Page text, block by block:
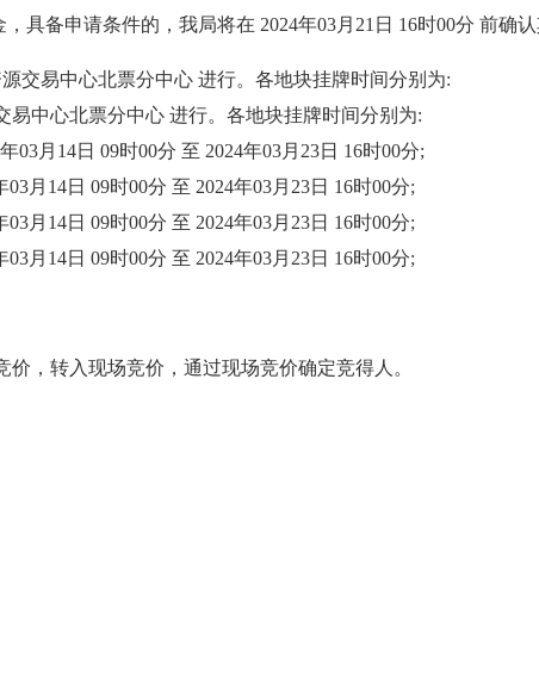
具备申请条件的，我局将在 2024年03月21日 16时00分 前确认
交易中心北票分中心 进行。各地块挂牌时间分别为:
心北票分中心 进行。各地块挂牌时间分别为:
月14日 09时00分 至 2024年03月23日 16时00分;
月14日 09时00分 至 2024年03月23日 16时00分;
月14日 09时00分 至 2024年03月23日 16时00分;
月14日 09时00分 至 2024年03月23日 16时00分;
，转入现场竞价，通过现场竞价确定竞得人。